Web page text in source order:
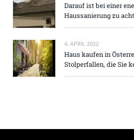
Darauf ist bei einer
Haussanierung zu
4. APRIL 2022
Haus kaufen in
Stolperfallen, die Sie